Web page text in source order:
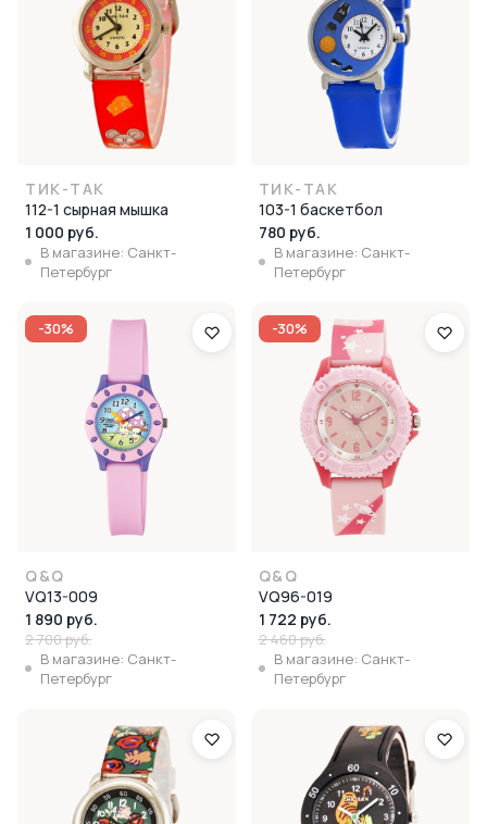
ТИК-ТАК
112-1 сырная мышка
1 000 руб.
В магазине: Санкт-
Петербург
ТИК-ТАК
103-1 баскетбол
780 руб.
В магазине: Санкт-
Петербург
-30%
Q&Q
VQ13-009
1 890 руб.
2 700 руб.
В магазине: Санкт-
Петербург
-30%
Q&Q
VQ96-019
1 722 руб.
2 460 руб.
В магазине: Санкт-
Петербург